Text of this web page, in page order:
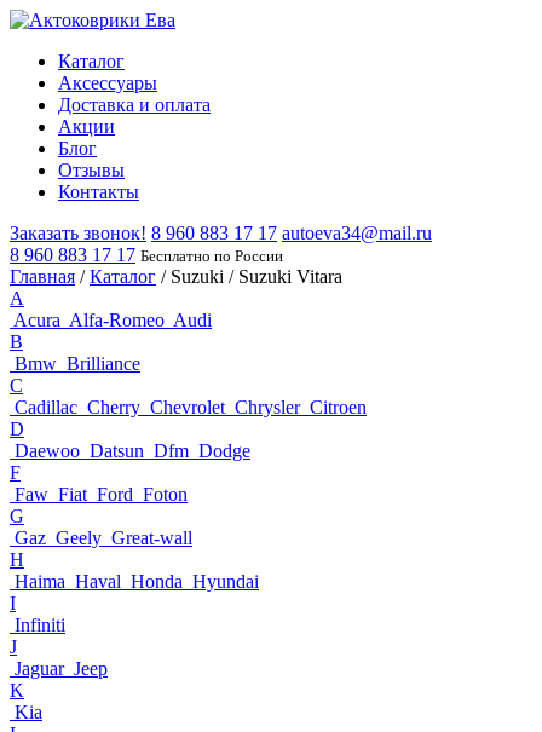
Каталог
Аксессуары
Доставка и оплата
Акции
Блог
Отзывы
Контакты
Заказать звонок! 8 960 883 17 17 autoeva34@mail.ru
8 960 883 17 17 Бесплатно по России
Главная /Каталог / Suzuki / Suzuki Vitara
A
Acura Alfa-Romeo Audi
B
Bmw Brilliance
C
Cadillac Cherry Chevrolet Chrysler Citroen
D
Daewoo Datsun Dfm Dodge
F
Faw Fiat Ford Foton
G
Gaz Geely Great-wall
H
Haima Haval Honda Hyundai
I
Infiniti
J
Jaguar Jeep
K
Kia